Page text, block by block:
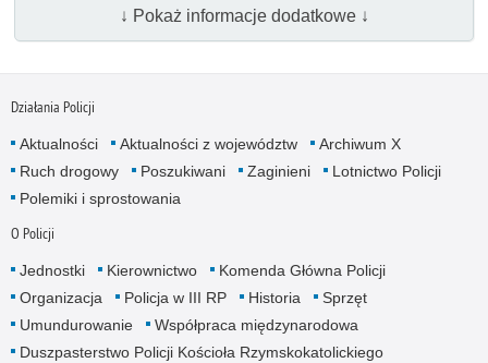
↓ Pokaż informacje dodatkowe ↓
Działania Policji
Aktualności Aktualności z województw
Archiwum X
Ruch drogowy
Poszukiwani Zaginieni
Lotnictwo Policji
Polemiki i sprostowania
O Policji
Jednostki Kierownictwo
Komenda Główna Policji
Organizacja
Policja w III RP Historia
Sprzęt
Umundurowanie
Współpraca międzynarodowa
Duszpasterstwo Policji Kościoła Rzymskokatolickiego